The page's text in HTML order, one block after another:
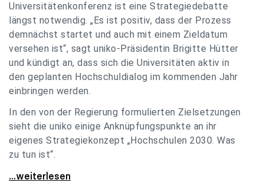
Universitätenkonferenz ist eine Strategiedebatte
längst notwendig. „Es ist positiv, dass der Prozess
demnächst startet und auch mit einem Zieldatum
versehen ist“, sagt uniko-Präsidentin Brigitte Hütter
und kündigt an, dass sich die Universitäten aktiv in
den geplanten Hochschuldialog im kommenden Jahr
einbringen werden.
In den von der Regierung formulierten Zielsetzungen
sieht die uniko einige Anknüpfungspunkte an ihr
eigenes Strategiekonzept „Hochschulen 2030. Was
zu tun ist“.
Universitäten: Hochschulstrategie 2040 muss eine
...weiterlesen